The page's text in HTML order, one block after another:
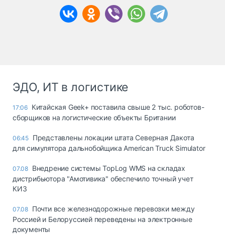
ЭДО, ИТ в логистике
17:06 Китайская Geek+ поставила свыше 2 тыс. роботов-
сборщиков на логистические объекты Британии
06:45 Представлены локации штата Северная Дакота
для симулятора дальнобойщика American Truck Simulator
07.08 Внедрение системы TopLog WMS на складах
дистрибьютора "Амотивика" обеспечило точный учет
КИЗ
07.08 Почти все железнодорожные перевозки между
Россией и Белоруссией переведены на электронные
документы